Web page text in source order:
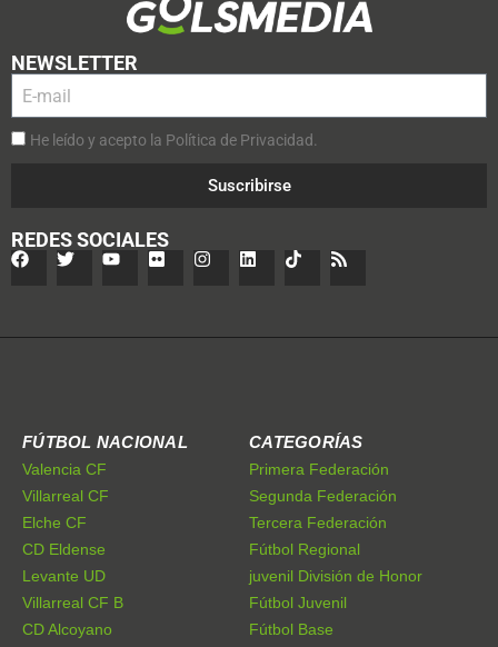
NEWSLETTER
He leído y acepto la Política de Privacidad.
Suscribirse
REDES SOCIALES
FÚTBOL NACIONAL
Valencia CF
Villarreal CF
Elche CF
CD Eldense
Levante UD
Villarreal CF B
CD Alcoyano
CATEGORÍAS
Primera Federación
Segunda Federación
Tercera Federación
Fútbol Regional
juvenil División de Honor
Fútbol Juvenil
Fútbol Base